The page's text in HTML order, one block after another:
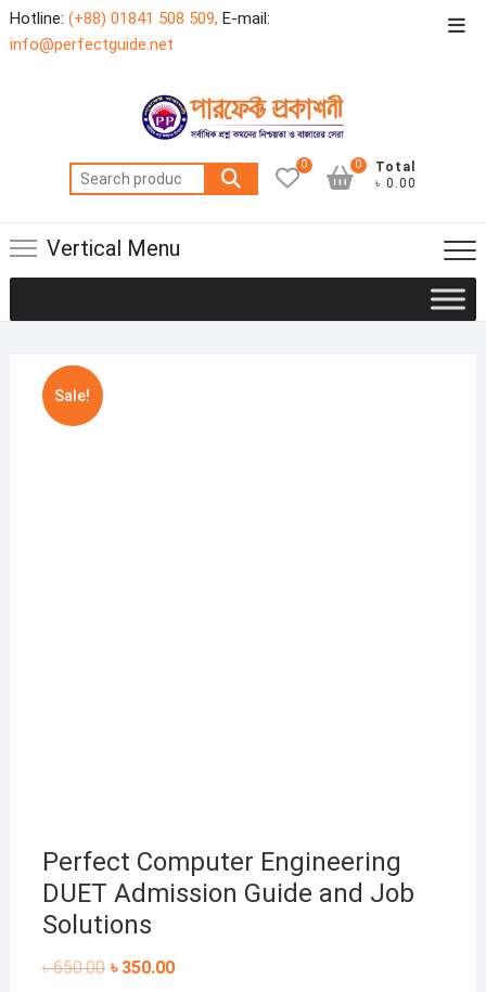
Skip
to
Hotline: (+88) 01841 508 509, E-mail:
info@perfectguide.net
Search
for:
0
Total
৳ 0.00
0
Vertical Menu
Sale!
Perfect Computer Engineering
DUET Admission Guide and Job
Solutions
৳650.00 Original
৳ 350.00Current